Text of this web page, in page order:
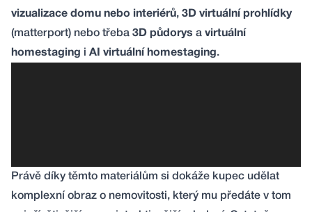
vizualizace domu nebo interiérů, 3D virtuální prohlídky
(matterport) nebo třeba 3D půdorys a virtuální
homestaging i AI virtuální homestaging.
Právě díky těmto materiálům si dokáže kupec udělat
komplexní obraz o nemovitosti, který mu předáte v tom